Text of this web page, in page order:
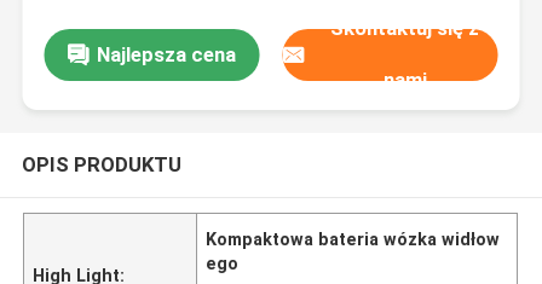
Najlepsza cena
Skontaktuj się z
nami
OPIS PRODUKTU
High Light:
Kompaktowa bateria wózka widłow
ego